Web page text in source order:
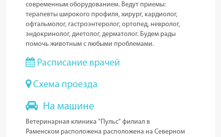
современным оборудованием. Ведут приемы:
терапевты широкого профиля, хирург, кардиолог,
офтальмолог, гастроэнтеролог, ортопед, невролог,
эндокринолог, диетолог, дерматолог. Будем рады
помочь животным с любыми проблемами.
Расписание врачей
Схема проезда
На машине
Ветеринарная клиника "Пульс" филиал в
Раменском расположена расположена на Северном